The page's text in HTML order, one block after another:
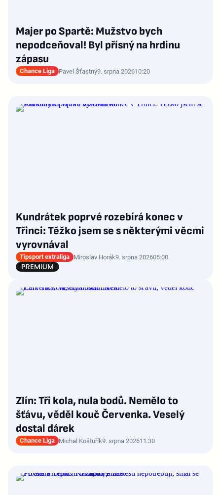
Majer po Spartě: Mužstvo bych
nepodceňoval! Byl přísný na hrdinu
zápasu
Chance Liga Pavel Šťastný9. srpna 202610:20
Kundrátek poprvé rozebírá konec v
Třinci: Těžko jsem se s některými věcmi
vyrovnával
Tipsport extraliga Miroslav Horák9. srpna 202605:00
Zlín: Tři kola, nula bodů. Nemělo to
šťávu, věděl kouč Červenka. Veselý
dostal dárek
Chance Liga Michal Koštuřík9. srpna 202611:30